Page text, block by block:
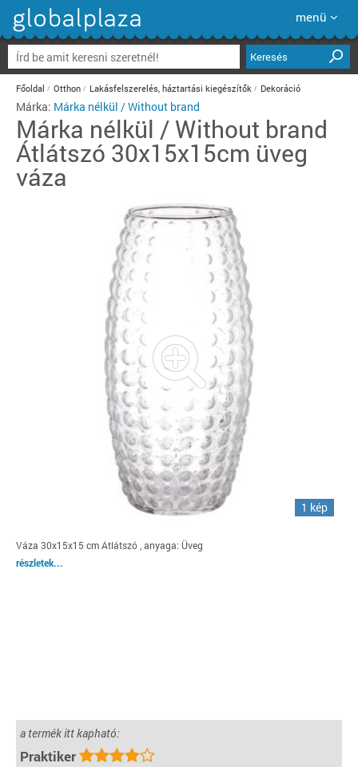
menü
Keresés
Főoldal Otthon Lakásfelszerelés, háztartási kiegészítők Dekoráció
Márka: Márka nélkül / Without brand
Márka nélkül / Without brand
Átlátszó 30x15x15cm üveg
váza
1 kép
Váza 30x15x15 cm Átlátszó , anyaga: Üveg
részletek...
a termék itt kapható:
Praktiker